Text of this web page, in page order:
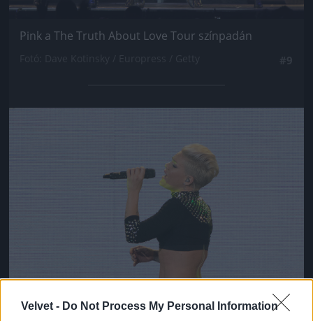
Velvet - Do Not Process My Personal Information
Pink a The Truth About Love Tour színpadán